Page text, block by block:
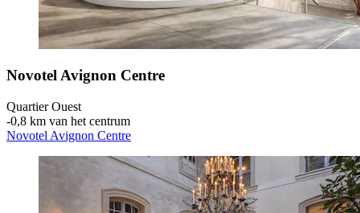
Novotel Avignon Centre
Quartier Ouest
‐0,8 km van het centrum
Novotel Avignon Centre